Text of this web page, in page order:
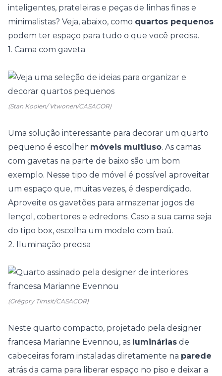
inteligentes, prateleiras e peças de linhas finas e
minimalistas? Veja, abaixo, como quartos pequenos
podem ter espaço para tudo o que você precisa.
1. Cama com gaveta
(Stan Koolen/ Vtwonen/CASACOR)
Uma solução interessante para decorar um quarto
pequeno é escolher móveis multiuso. As camas
com gavetas na parte de baixo são um bom
exemplo. Nesse tipo de móvel é possível aproveitar
um espaço que, muitas vezes, é desperdiçado.
Aproveite os gavetões para armazenar jogos de
lençol, cobertores e edredons. Caso a sua cama seja
do tipo box, escolha um modelo com baú.
2. Iluminação precisa
(Grégory Timsit/CASACOR)
Neste quarto compacto, projetado pela designer
francesa Marianne Evennou, as luminárias de
cabeceiras foram instaladas diretamente na parede
atrás da cama para liberar espaço no piso e deixar a